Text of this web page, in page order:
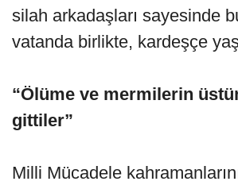
silah arkadaşları sayesinde
vatanda birlikte, kardeşçe
“Ölüme ve mermilerin
gittiler”
Milli Mücadele